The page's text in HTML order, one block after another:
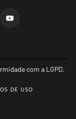
com a LGPD.
DE USO